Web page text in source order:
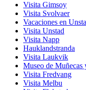
Visita Gimsoy
Visita Svolvaer
Vacaciones en
Visita Unstad
Visita Napp
Hauklandstranda
Visita Laukvik
Museo de Muñecas
Visita Fredvang
Visita Melbu